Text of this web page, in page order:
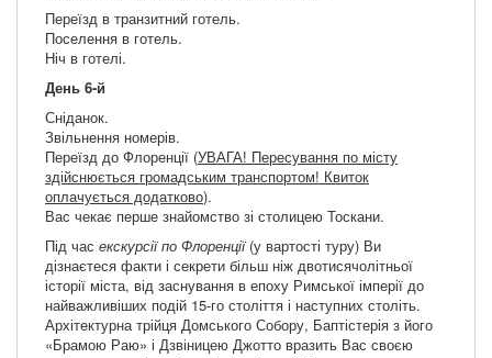
Переїзд в транзитний готель.
Поселення в готель.
Ніч в готелі.
День 6-й
Сніданок.
Звільнення номерів.
Переїзд до Флоренції (УВАГА! Пересування по місту
здійснюється громадським транспортом! Квиток
оплачується додатково).
Вас чекає перше знайомство зі столицею Тоскани.
Під час екскурсії по Флоренції(у вартості туру) Ви
дізнаєтеся факти і секрети більш ніж двотисячолітньої
історії міста, від заснування в епоху Римської імперії до
найважливіших подій 15-го століття і наступних століть.
Архітектурна трійця Домського Собору, Баптістерія з його
«Брамою Раю» і Дзвіницею Джотто вразить Вас своєю